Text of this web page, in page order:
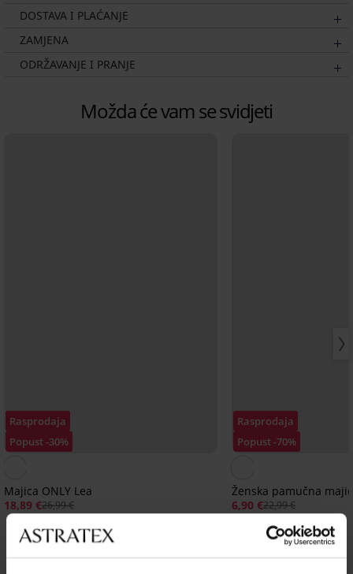
DOSTAVA I PLAĆANJE
ZAMJENA
ODRŽAVANJE I PRANJE
Možda će vam se svidjeti
Rasprodaja
Popust -30%
Majica ONLY Lea
18,89 €26,99 €
Rasprodaja
Popust -70%
Ženska pamučna
6,90 €22,99 €